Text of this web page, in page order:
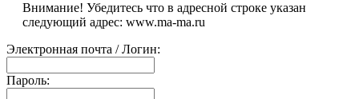
Внимание! Убедитесь что в адресной строке указан
следующий адрес: www.ma-ma.ru
Электронная почта / Логин:
Пароль: